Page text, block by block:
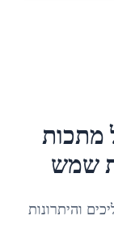
מתכות
שמש
והיתרונות